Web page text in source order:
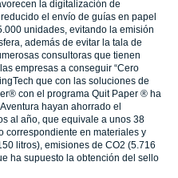
la digitalización de
el envío de guías en papel
unidades, evitando la emisión
además de evitar la tala de
consultoras que tienen
empresas a conseguir “Cero
que con las soluciones de
con el programa Quit Paper ® ha
hayan ahorrado el
al año, que equivale a unos 38
correspondiente en materiales y
litros), emisiones de CO2 (5.716
ha supuesto la obtención del sello